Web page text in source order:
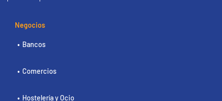
Negocios
Bancos
Comercios
Hostelería y Ocio